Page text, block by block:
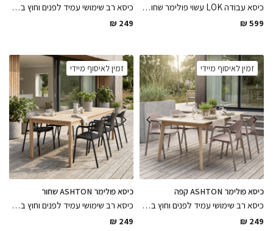
כיסא עבודה LOK עשוי פולימר שחור מט בשילוב מושב דמוי עור רגלי מתכת צבועות בתנור שחור מט וגלגלים מותאמים לפרקט
₪ 599
כיסא רב שימושי עמיד לפנים וחוץ בעיצוב מינימליסטי עשוי פולימר לבן בגימור מושלם, כיסא יוקרתי לשדרוג החצר והמרפסת
₪ 249
זמין לאיסוף מיידי
כיסא פולימר ASHTON קפה
כיסא רב שימושי עמיד לפנים וחוץ בעיצוב מינימליסטי עשוי פולימר קפה בגימור מושלם
₪ 249
זמין לאיסוף מיידי
כיסא פולימר ASHTON שחור
כיסא רב שימושי עמיד לפנים וחוץ בעיצוב מינימליסטי עשוי פולימר שחור בגימור מושלם, פיס יוקרתי לשדרוג החצר / מרפסת
₪ 249